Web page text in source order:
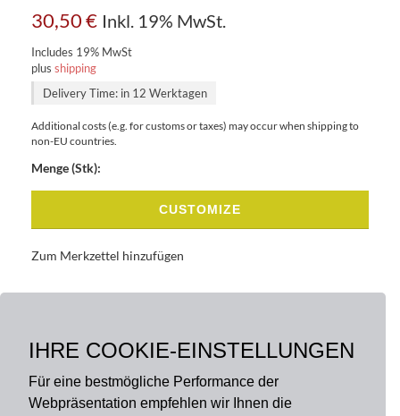
IHRE COOKIE-EINSTELLUNGEN
Für eine bestmögliche Performance der
Webpräsentation empfehlen wir Ihnen die
30,50€ Inkl. 19% MwSt.
Includes 19% MwSt
plus shipping
Delivery Time: in 12 Werktagen
Additional costs (e.g. for customs or taxes) may occur when shipping to
non-EU countries.
Menge (Stk):
CUSTOMIZE
Zum Merkzettel hinzufügen
BESCHREIBUNG